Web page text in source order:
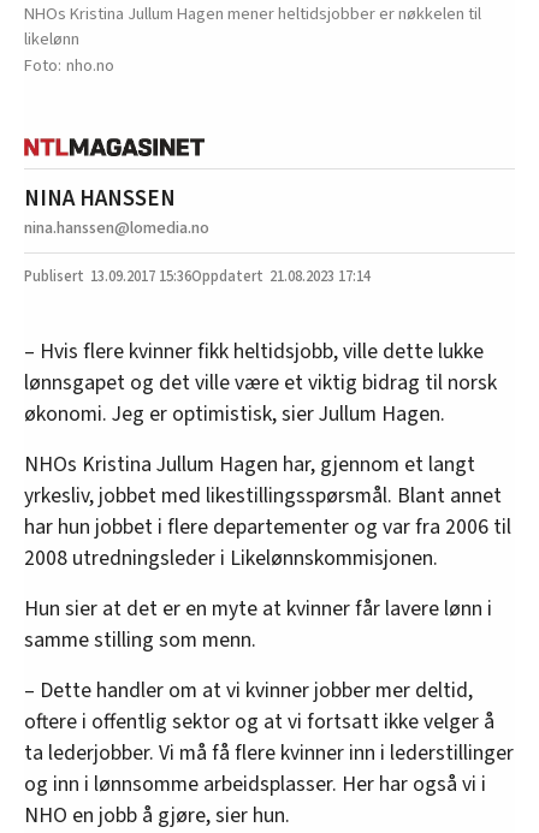
NHOs Kristina Jullum Hagen mener heltidsjobber er nøkkelen til
likelønn
nho.no
NINA HANSSEN
nina.hanssen@lomedia.no
13.09.2017 15:36 21.08.2023 17:14
– Hvis flere kvinner fikk heltidsjobb, ville dette lukke
lønnsgapet og det ville være et viktig bidrag til norsk
økonomi. Jeg er optimistisk, sier Jullum Hagen.
NHOs Kristina Jullum Hagen har, gjennom et langt
yrkesliv, jobbet med likestillingsspørsmål. Blant annet
har hun jobbet i flere departementer og var fra 2006 til
2008 utredningsleder i Likelønnskommisjonen.
Hun sier at det er en myte at kvinner får lavere lønn i
samme stilling som menn.
– Dette handler om at vi kvinner jobber mer deltid,
oftere i offentlig sektor og at vi fortsatt ikke velger å
ta lederjobber. Vi må få flere kvinner inn i lederstillinger
og inn i lønnsomme arbeidsplasser. Her har også vi i
NHO en jobb å gjøre, sier hun.